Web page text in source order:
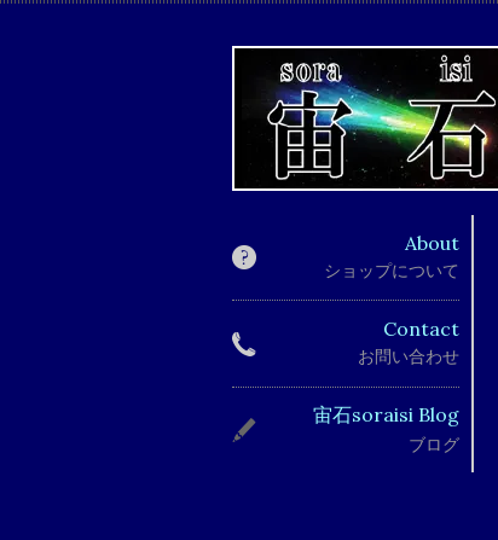
About
ショップについて
Contact
お問い合わせ
宙石soraisi Blog
ブログ